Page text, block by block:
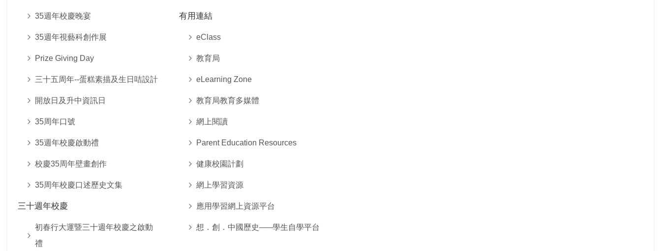
35週年校慶晚宴
35週年視藝科創作展
Prize Giving Day
三十五周年--蛋糕素描及生日咭設計
開放日及升中資訊日
35周年口號
35週年校慶啟動禮
校慶35周年壁畫創作
35周年校慶口述歷史文集
三十週年校慶
初春行大運暨三十週年校慶之啟動
禮
有用連結
eClass
教育局
eLearning Zone
教育局教育多媒體
網上閱讀
Parent Education Resources
健康校園計劃
網上學習資源
應用學習網上資源平台
想．創．中國歷史–––學生自學平台